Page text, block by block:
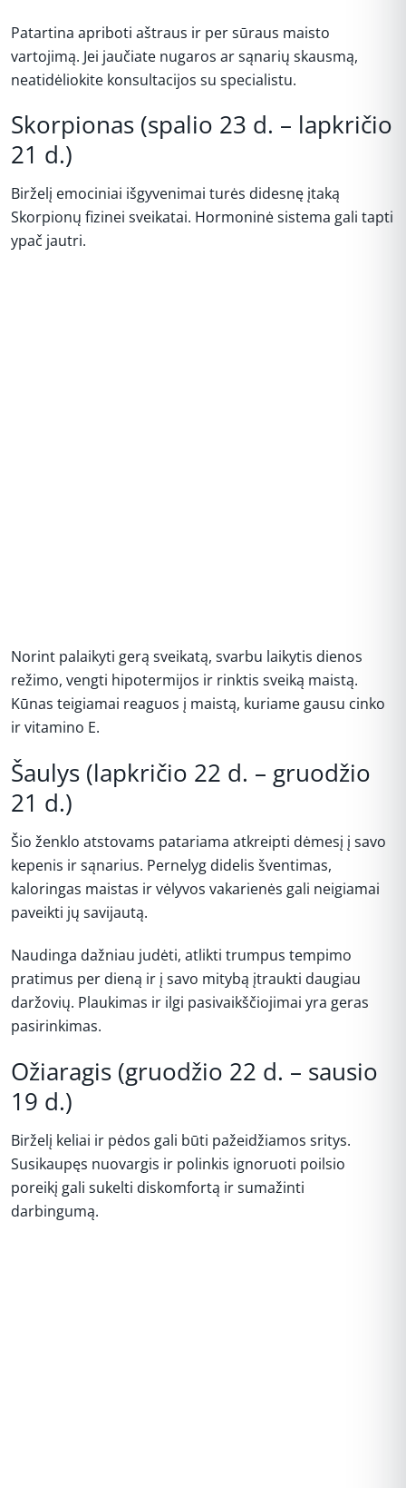
Patartina apriboti aštraus ir per sūraus maisto
vartojimą. Jei jaučiate nugaros ar sąnarių skausmą,
neatidėliokite konsultacijos su specialistu.
Skorpionas (spalio 23 d. – lapkričio
21 d.)
Birželį emociniai išgyvenimai turės didesnę įtaką
Skorpionų fizinei sveikatai. Hormoninė sistema gali tapti
ypač jautri.
Norint palaikyti gerą sveikatą, svarbu laikytis dienos
režimo, vengti hipotermijos ir rinktis sveiką maistą.
Kūnas teigiamai reaguos į maistą, kuriame gausu cinko
ir vitamino E.
Šaulys (lapkričio 22 d. – gruodžio
21 d.)
Šio ženklo atstovams patariama atkreipti dėmesį į savo
kepenis ir sąnarius. Pernelyg didelis šventimas,
kaloringas maistas ir vėlyvos vakarienės gali neigiamai
paveikti jų savijautą.
Naudinga dažniau judėti, atlikti trumpus tempimo
pratimus per dieną ir į savo mitybą įtraukti daugiau
daržovių. Plaukimas ir ilgi pasivaikščiojimai yra geras
pasirinkimas.
Ožiaragis (gruodžio 22 d. – sausio
19 d.)
Birželį keliai ir pėdos gali būti pažeidžiamos sritys.
Susikaupęs nuovargis ir polinkis ignoruoti poilsio
poreikį gali sukelti diskomfortą ir sumažinti
darbingumą.